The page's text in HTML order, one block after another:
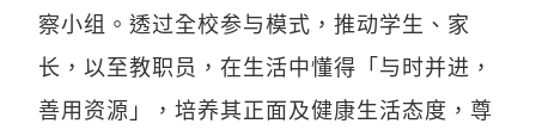
察小组。透过全校参与模式，推动学生、家
长，以至教职员，在生活中懂得「与时并进，
善用资源」，培养其正面及健康生活态度，尊